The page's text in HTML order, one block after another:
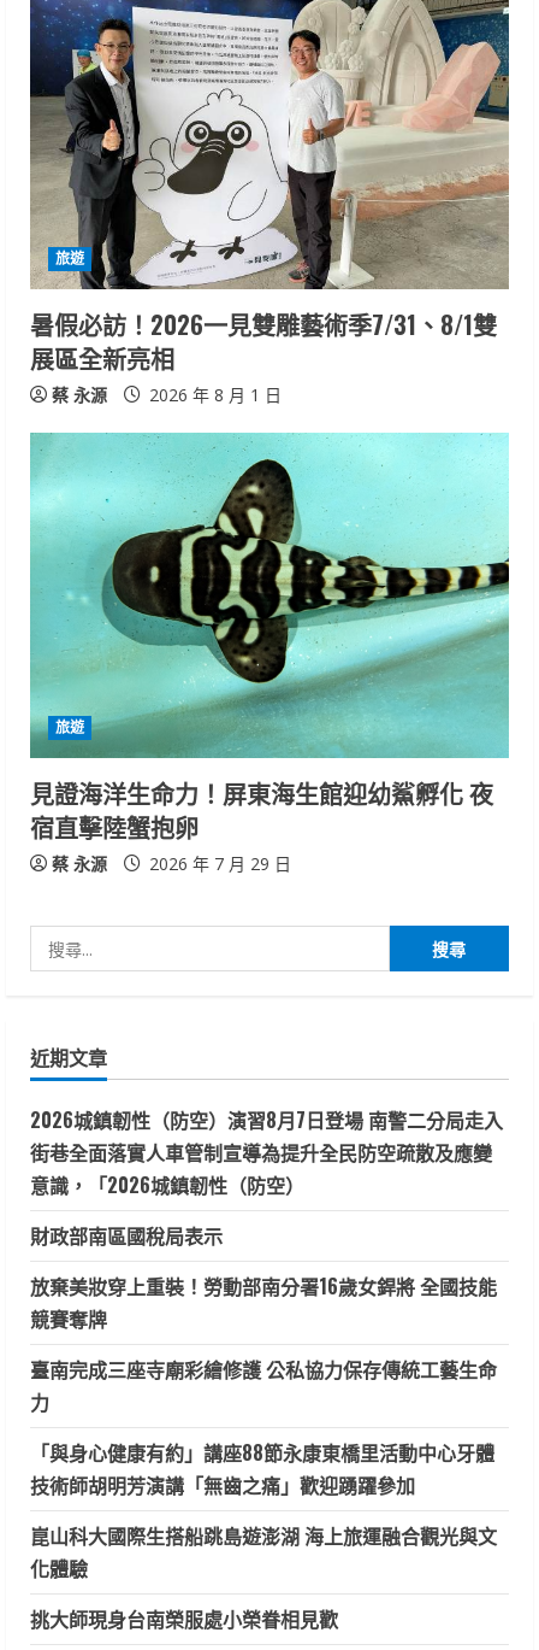
旅遊
暑假必訪！2026一見雙雕藝術季7/31、8/1雙
展區全新亮相
蔡 永源 2026 年 8 月 1 日
旅遊
見證海洋生命力！屏東海生館迎幼鯊孵化 夜
宿直擊陸蟹抱卵
蔡 永源 2026 年 7 月 29 日
尋
字:
近期文章
2026城鎮韌性（防空）演習8月7日登場 南警二分局走入
街巷全面落實人車管制宣導為提升全民防空疏散及應變
意識，「2026城鎮韌性（防空）
財政部南區國稅局表示
放棄美妝穿上重裝！勞動部南分署16歲女銲將 全國技能
競賽奪牌
臺南完成三座寺廟彩繪修護 公私協力保存傳統工藝生命
力
「與身心健康有約」講座88節永康東橋里活動中心牙體
技術師胡明芳演講「無齒之痛」歡迎踴躍參加
崑山科大國際生搭船跳島遊澎湖 海上旅運融合觀光與文
化體驗
挑大師現身台南榮服處小榮眷相見歡